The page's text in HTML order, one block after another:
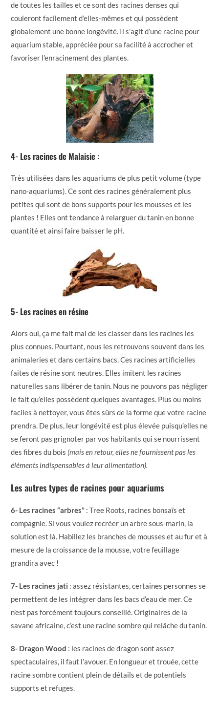
de toutes les tailles et ce sont des racines denses qui
couleront facilement d’elles-mêmes et qui possèdent
globalement une bonne longévité. Il s’agit d’une racine pour
aquarium stable, appréciée pour sa facilité à accrocher et
favoriser l’enracinement des plantes.
4- Les racines de Malaisie :
Très utilisées dans les aquariums de plus petit volume (type
nano-aquariums). Ce sont des racines généralement plus
petites qui sont de bons supports pour les mousses et les
plantes ! Elles ont tendance à relarguer du tanin en bonne
quantité et ainsi faire baisser le pH.
5- Les racines en résine
Alors oui, ça me fait mal de les classer dans les racines les
plus connues. Pourtant, nous les retrouvons souvent dans les
animaleries et dans certains bacs. Ces racines artificielles
faites de résine sont neutres. Elles imitent les racines
naturelles sans libérer de tanin. Nous ne pouvons pas négliger
le fait qu’elles possèdent quelques avantages. Plus ou moins
faciles à nettoyer, vous êtes sûrs de la forme que votre racine
prendra. De plus, leur longévité est plus élevée puisqu’elles ne
se feront pas grignoter par vos habitants qui se nourrissent
des fibres du bois (mais en retour, elles ne fournissent pas les
éléments indispensables à leur alimentation).
Les autres types de racines pour aquariums
6- Les racines “arbres” : Tree Roots, racines bonsaïs et
compagnie. Si vous voulez recréer un arbre sous-marin, la
solution est là. Habillez les branches de mousses et au fur et à
mesure de la croissance de la mousse, votre feuillage
grandira avec !
7- Les racines jati : assez résistantes, certaines personnes se
permettent de les intégrer dans les bacs d’eau de mer. Ce
n’est pas forcément toujours conseillé. Originaires de la
savane africaine, c’est une racine sombre qui relâche du tanin.
8- Dragon Wood : les racines de dragon sont assez
spectaculaires, il faut l’avouer. En longueur et trouée, cette
racine sombre contient plein de détails et de potentiels
supports et refuges.